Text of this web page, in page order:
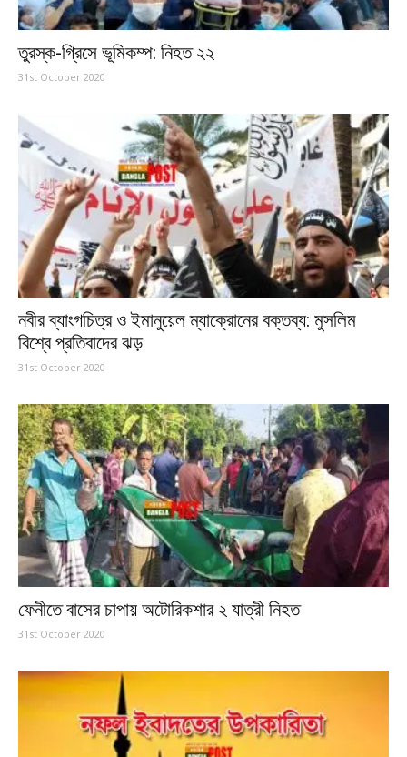
তুরস্ক-গ্রিসে ভূমিকম্প: নিহত ২২
31st October 2020
নবীর ব্যাংগচিত্র ও ইমানুয়েল ম্যাক্রোনের বক্তব্য: মুসলিম
বিশ্বে প্রতিবাদের ঝড়
31st October 2020
ফেনীতে বাসের চাপায় অটোরিকশার ২ যাত্রী নিহত
31st October 2020